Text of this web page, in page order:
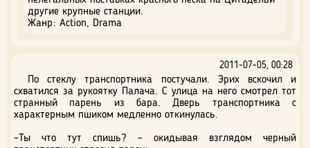
другие крупные станции.
Жанр: Action, Drama
2011-07-05, 00:28
По стеклу транспортника постучали. Эрих вскочил и
схватился за рукоятку Палача. С улица на него смотрел тот
странный парень из бара. Дверь транспортника с
характерным пшиком медленно откинулась.
–Ты что тут спишь? – окидывая взглядом черный